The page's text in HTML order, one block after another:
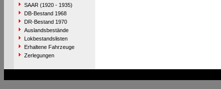
SAAR (1920 - 1935)
DB-Bestand 1968
DR-Bestand 1970
Auslandsbestände
Lokbestandslisten
Erhaltene Fahrzeuge
Zerlegungen